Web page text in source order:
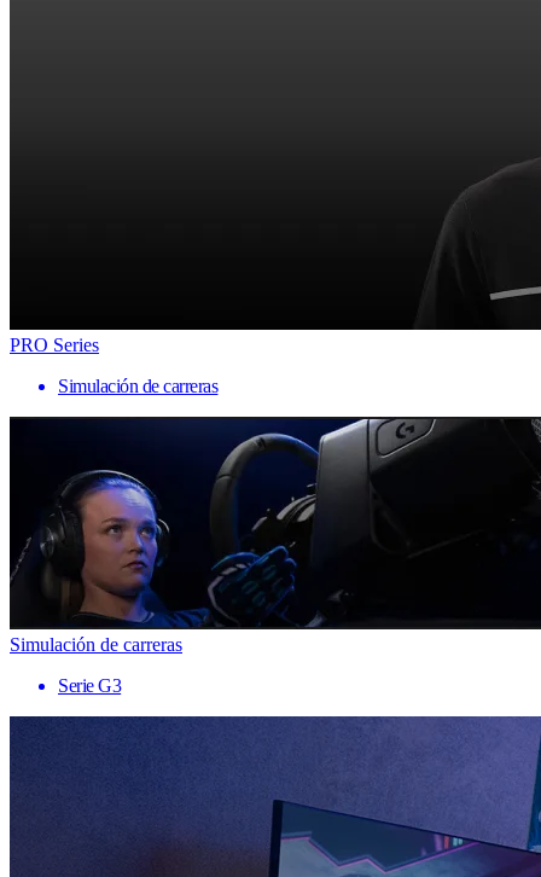
PRO Series
Simulación de carreras
Simulación de carreras
Serie G3